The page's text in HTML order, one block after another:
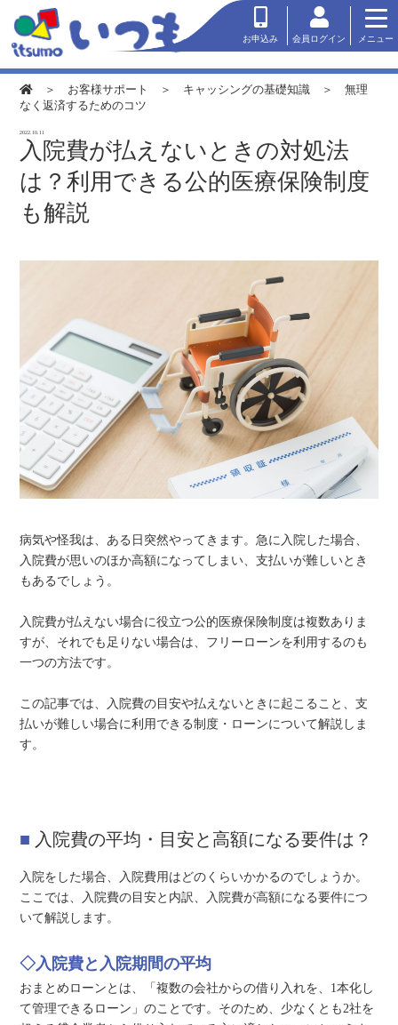
メニュー
お申込み 会員ログイン
＞ お客様サポート ＞ キャッシングの基礎知識 ＞ 無理
なく返済するためのコツ
2022.10.11
入院費が払えないときの対処法
は？利用できる公的医療保険制度
も解説
病気や怪我は、ある日突然やってきます。急に入院した場合、
入院費が思いのほか高額になってしまい、支払いが難しいとき
もあるでしょう。
入院費が払えない場合に役立つ公的医療保険制度は複数ありま
すが、それでも足りない場合は、フリーローンを利用するのも
一つの方法です。
この記事では、入院費の目安や払えないときに起こること、支
払いが難しい場合に利用できる制度・ローンについて解説しま
す。
入院費の平均・目安と高額になる要件は？
入院をした場合、入院費用はどのくらいかかるのでしょうか。
ここでは、入院費の目安と内訳、入院費が高額になる要件につ
いて解説します。
◇入院費と入院期間の平均
おまとめローンとは、「複数の会社からの借り入れを、1本化し
て管理できるローン」のことです。そのため、少なくとも2社を